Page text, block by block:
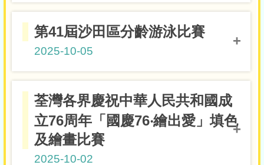
5E彭 琳
6A賴剴翹
女子青少年H I J組4×50米四式接力
冠軍
5B李樂兒
第41屆沙田區分齡游泳比賽
2025-10-05
女子青少年I組50米蝶泳
銀獎
5B李樂兒
女子青少年I組100米蝶泳
亞軍
荃灣各界慶祝中華人民共和國成
立76周年「國慶76‧繪出愛」填色
及繪畫比賽
2025-10-02